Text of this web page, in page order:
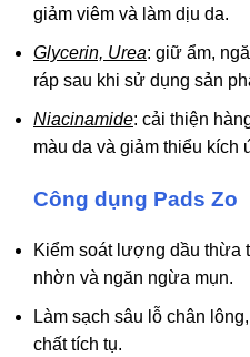
giảm viêm và làm dịu da.
Glycerin, Urea: giữ ẩm,
ráp sau khi sử dụng sản
Niacinamide: cải thiện
màu da và giảm thiểu kích
Công dụng Pads Zo
Kiểm soát lượng dầu thừa
nhờn và ngăn ngừa mụn.
Làm sạch sâu lỗ chân
chất tích tụ.